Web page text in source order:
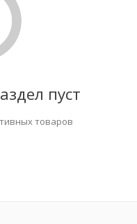
пуст
товаров